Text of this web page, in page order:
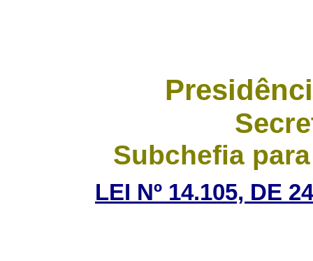
Subchefia
LEI Nº 14.105, DE